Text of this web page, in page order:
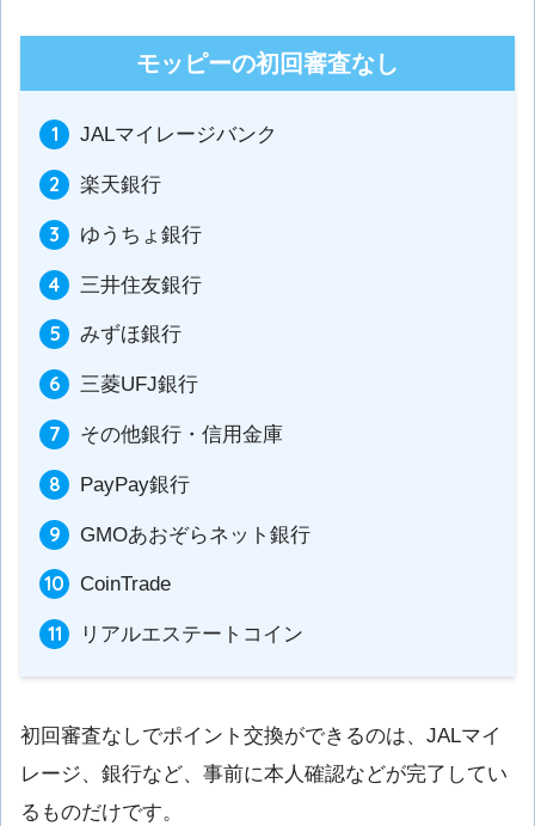
モッピーの初回審査なし
JALマイレージバンク
楽天銀行
ゆうちょ銀行
三井住友銀行
みずほ銀行
三菱UFJ銀行
その他銀行・信用金庫
PayPay銀行
GMOあおぞらネット銀行
CoinTrade
リアルエステートコイン
初回審査なしでポイント交換ができるのは、JALマイ
レージ、銀行など、 事前に本人確認などが完了してい
る ものだけです。